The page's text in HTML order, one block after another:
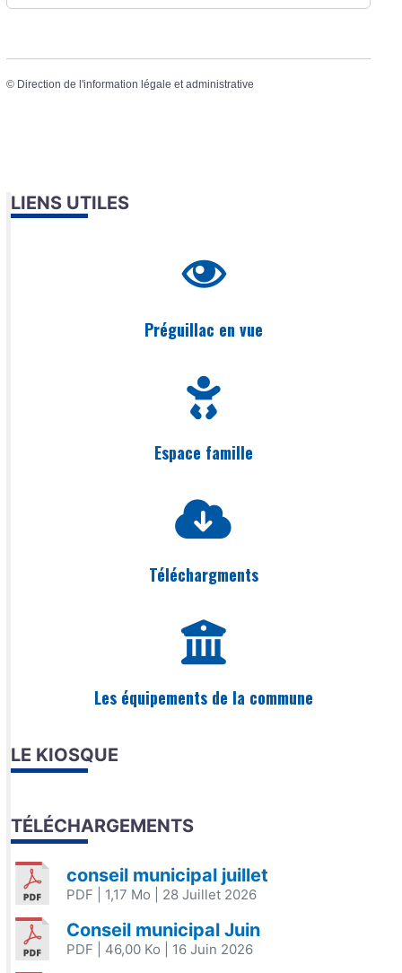
© Direction de l'information légale et administrative
LIENS UTILES
Préguillac en vue
Espace famille
Téléchargments
Les équipements de la commune
LE KIOSQUE
TÉLÉCHARGEMENTS
conseil municipal juillet
PDF | 1,17 Mo | 28 Juillet 2026
Conseil municipal Juin
PDF | 46,00 Ko | 16 Juin 2026